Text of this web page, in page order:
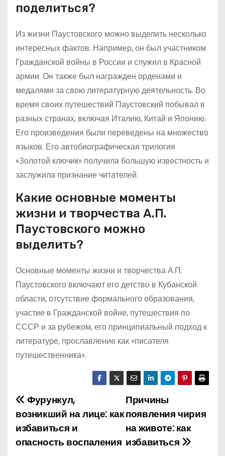
поделиться?
Из жизни Паустовского можно выделить несколько
интересных фактов. Например, он был участником
Гражданской войны в России и служил в Красной
армии. Он также был награжден орденами и
медалями за свою литературную деятельность. Во
время своих путешествий Паустовский побывал в
разных странах, включая Италию, Китай и Японию.
Его произведения были переведены на множество
языков. Его автобиографическая трилогия
«Золотой ключик» получила большую известность и
заслужила признание читателей.
Какие основные моменты
жизни и творчества А.П.
Паустовского можно
выделить?
Основные моменты жизни и творчества А.П.
Паустовского включают его детство в Кубанской
области, отсутствие формального образования,
участие в Гражданской войне, путешествия по
СССР и за рубежом, его принципиальный подход к
литературе, прославление как «писателя
путешественника».
Н
а
в
Причины
появления чирия
на животе: как
избавиться
Фурункул,
возникший на лице: как
избавиться и
опасность воспаления